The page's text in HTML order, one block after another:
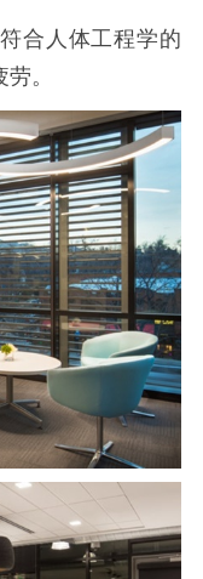
合人体工程学的
。